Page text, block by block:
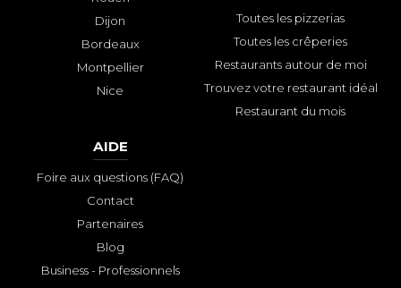
Dijon
Bordeaux
Montpellier
Nice
Toutes les pizzerias
Toutes les crêperies
Restaurants autour de moi
Trouvez votre restaurant idéal
Restaurant du mois
AIDE
Foire aux questions (FAQ)
Contact
Partenaires
Blog
Business - Professionnels